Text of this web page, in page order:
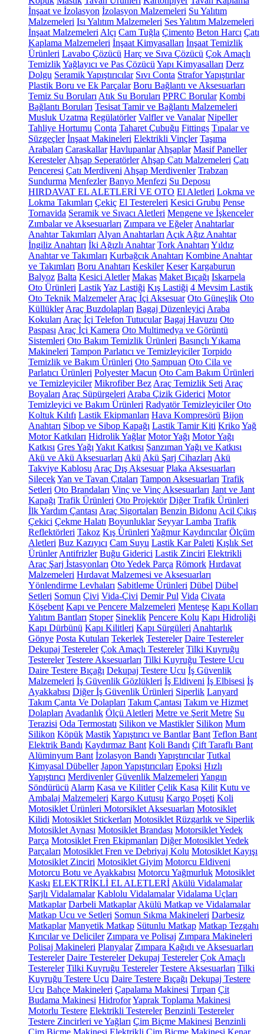
İnşaat ve İzolasyon İzolasyon Malzemeleri Su Yalıtım
Malzemeleri Isı Yalıtım Malzemeleri Ses Yalıtım Malzemeleri
İnşaat Malzemeleri Alçı Cam Tuğla Çimento Beton Harcı Çatı
Kaplama Malzemeleri İnşaat Kimyasalları İnşaat Temizlik
Ürünleri Lavabo Çözücü Harç ve Sıva Çözücü Çok Amaçlı
TemizlikYağlayıcı ve Pas Çözücü Yapı Kimyasalları Derz
Dolgu Seramik Yapıştırıcılar Sıvı Conta Strafor Yapıştırılar
Plastik Boru ve Ek Parçalar Boru Bağlantı ve Aksesuarları
Temiz Su Boruları Atık Su Boruları PPRC Borular Kombi
Bağlantı Boruları Tesisat Tamir ve Bağlantı Malzemeleri
Musluk Uzatma Regülatörler Valfler ve Vanalar Nipeller
Tahliye Hortumu Conta Taharet Çubuğu Fittings Tıpalar ve
Süzgeçler İnşaat Makineleri Elektrikli Vinçler Taşıma
Arabaları Caraskallar Havlupanlar Ahşaplar Masif Paneller
Keresteler Ahşap Seperatörler Ahşap Çatı Malzemeleri Çatı
Penceresi Çatı Merdiveni Ahşap Merdivenler Trabzan
Sundurma Menfezler Banyo Menfezi Su Deposu
HIRDAVAT EL ALETLERİ VE OTO El Aletleri Lokma ve
Lokma Takımları Çekiç El Testereleri Kesici Grubu Pense
Tornavida Seramik ve Sıvacı Aletleri Mengene ve İşkenceler
Zımbalar ve Aksesuarları Zımpara ve Eğeler Anahtarlar
Anahtar Takımları Alyan Anahtarları Açık Ağız Anahtar
İngiliz Anahtarı İki Ağızlı Anahtar Tork Anahtarı Yıldız
Anahtar ve Takımları Kurbağcık Anahtarı Kombine Anahtar
ve Takımları Boru Anahtarı Keskiler Keser Kargaburun
Balyoz Balta Kesici Aletler Makas Maket Bıçağı Iskarpela
Oto Ürünleri LastikYaz Lastiği Kış Lastiği 4 Mevsim Lastik
Oto Teknik Malzemeler Araç İçi Aksesuar Oto Güneşlik Oto
Küllükler Araç Buzdolapları Bagaj Düzenleyici Araba
Kokuları Araç İçi Telefon Tutucular Bagaj Havuzu Oto
Paspası Araç İçi Kamera Oto Multimedya ve Görüntü
Sistemleri Oto Bakım Temizlik Ürünleri Basınçlı Yıkama
Makineleri Tampon Parlatıcı ve Temizleyiciler Torpido
Temizlik ve Bakım Ürünleri Oto Şampuan Oto Cila ve
Parlatıcı Ürünleri Polyester Macun Oto Cam Bakım Ürünleri
ve Temizleyiciler Mikrofiber Bez Araç Temizlik Seti Araç
Boyaları Araç Süpürgeleri Araba Çizik Giderici Motor
Temizleyici ve Bakım Ürünleri Radyatör Temizleyiciler Oto
Koltuk Kılıfı Lastik Ekipmanları Hava Kompresörü Bijon
Anahtarı Sibop ve Sibop Kapağı Lastik Tamir Kiti KrikoYağ
Motor Katkıları Hidrolik Yağlar Motor Yağı Motor Yağı
Katkısı Gres Yağı Yakıt Katkısı Şanzıman Yağı ve Katkısı
Akü ve Akü Aksesuarları Akü Akü Şarj Cihazları Akü
Takviye Kablosu Araç Dış Aksesuar Plaka Aksesuarları
SilecekYan ve Tavan Çıtaları Tampon Aksesuarları Trafik
Setleri Oto Brandaları Vinç ve Vinç Aksesuarları Jant ve Jant
Kapağı Trafik Ürünleri Oto Projektör Diğer Trafik Ürünleri
İlk Yardım Çantası Araç Sigortaları Benzin Bidonu Acil Çıkış
Çekici Çekme Halatı Boyunluklar Seyyar Lamba Trafik
Reflektörleri Takoz Kış Ürünleri Yağmur Kaydırıcılar Ölçüm
Aletleri Buz Kazıyıcı Cam Suyu Lastik Kar Paleti Kışlık Set
Ürünler Antifrizler Buğu Giderici Lastik Zinciri Elektrikli
Araç Şarj İstasyonları Oto Yedek Parça Römork Hırdavat
Malzemeleri Hırdavat Malzemesi ve Aksesuarları
Yönlendirme Levhaları Sabitleme Ürünleri Dübel Dübel
Setleri Somun Çivi Vida-Çivi Demir Pul Vida Civata
Köşebent Kapı ve Pencere Malzemeleri Menteşe Kapı Kolları
Yalıtım Bantları Stoper Sineklik Pencere Kolu Kapı Hidroliği
Kapı Dürbünü Kapı Kilitleri Kapı Sürgüleri Anahtarlık
Gönye Posta Kutuları Tekerlek Testereler Daire Testereler
Dekupaj Testereler Çok Amaçlı Testereler Tilki Kuyruğu
Testereler Testere Aksesuarları Tilki Kuyruğu Testere Ucu
Daire Testere Bıçağı Dekupaj Testere Ucu İş Güvenlik
Malzemeleri İş Güvenlik Gözlükleri İş Eldiveni İş Elbisesi İş
Ayakkabısı Diğer İş Güvenlik Ürünleri Siperlik Lanyard
Takım Çanta Ve Dolapları Takım Çantası Takım ve Hizmet
Dolapları Avadanlık Ölçü Aletleri Metre ve Şerit Metre Su
Terazisi Oda Termostatı Silikon ve Mastikler Silikon Mum
Silikon Köpük MastikYapıştırıcı ve Bantlar Bant Teflon Bant
Elektrik Bandı Kaydırmaz Bant Koli Bandı Çift Taraflı Bant
Alüminyum Bant İzolasyon Bandı Yapıştırıcılar Tutkal
Kimyasal Dübeller Japon Yapıştırıcıları Epoksi Hızlı
Yapıştırıcı Merdivenler Güvenlik Malzemeleri Yangın
Söndürücü Alarm Kasa ve Kilitler Çelik Kasa Kilit Kutu ve
Ambalaj Malzemeleri Kargo Kutusu Kargo Poşeti Koli
Motosiklet Ürünleri Motorsiklet Aksesuarları Motosiklet
Kilidi Motosiklet Stickerları Motosiklet Rüzgarlık ve Siperlik
Motosiklet Aynası Motosiklet Brandası Motorsiklet Yedek
Parça Motosiklet Fren Ekipmanları Diğer Motosiklet Yedek
Parçaları Motosiklet Fren ve Debriyaj Kolu Motosiklet Kayışı
Motosiklet Zinciri Motosiklet Giyim Motorcu Eldiveni
Motorcu Botu ve Ayakkabısı Motorcu Yağmurluk Motosiklet
Kaskı ELEKTRİKLİ EL ALETLERİ Akülü Vidalamalar
Şarjlı Vidalamalar Kablolu Vidalamalar Vidalama Uçları
Matkaplar Darbeli Matkaplar Akülü Matkap ve Vidalamalar
Matkap Ucu ve Setleri Somun Sıkma Makineleri Darbesiz
Matkaplar Manyetik Matkap Sütunlu Matkap Matkap Tezgahı
Kırıcılar ve Deliciler Zımpara ve Polisaj Zımpara Makineleri
Polisaj Makineleri Planyalar Zımpara Kağıdı ve Aksesuarları
Testereler Daire Testereler Dekupaj Testereler Çok Amaçlı
Testereler Tilki Kuyruğu Testereler Testere Aksesuarları Tilki
Kuyruğu Testere Ucu Daire Testere Bıçağı Dekupaj Testere
Ucu Bahçe Makineleri Çapalama Makinesi Tırpan Çit
Budama Makinesi HidroforYaprak Toplama Makinesi
Motorlu Testere Elektrikli Testereler Benzinli Testereler
Testere Zincirleri ve Yağları Çim Biçme Makinesi Benzinli
Çim Biçme Makinesi Elektrikli Çim Biçme Makinesi Kenar